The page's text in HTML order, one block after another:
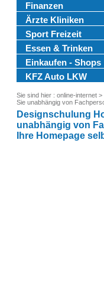
Finanzen
Ärzte Kliniken
Sport Freizeit
Essen & Trinken
Einkaufen - Shops
KFZ Auto LKW
Sie sind hier : online-internet >
Sie unabhängig von
Designschulung
unabhängig von
Ihre Homepage